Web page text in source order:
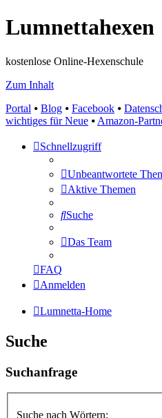
Lumnettahexen
kostenlose Online-Hexenschule
Zum Inhalt
Portal ⦁ Blog ⦁ Facebook ⦁
wichtiges für Neue ⦁ Amazon-
Schnellzugriff
Unbeantwortete
Aktive Themen
Suche
Das Team
FAQ
Anmelden
Lumnetta-Home
Suche
Suchanfrage
Suche nach Wörtern: